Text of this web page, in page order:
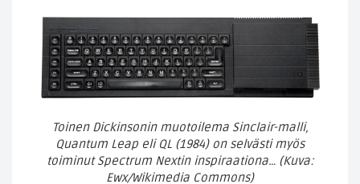
Toinen Dickinsonin muotoilema Sinclair-malli,
Quantum Leap eli QL (1984) on selvästi myös
toiminut Spectrum Nextin inspiraationa… (Kuva:
Ewx/Wikimedia Commons)